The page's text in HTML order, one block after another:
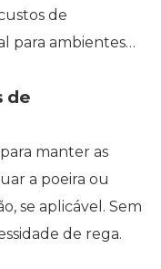
de
para ambientes
de
manter as
a poeira ou
se aplicável. Sem
de rega.